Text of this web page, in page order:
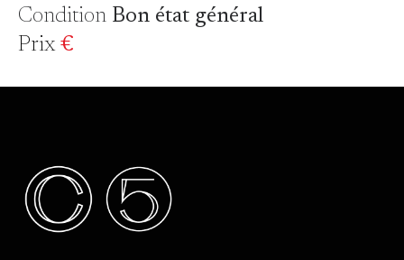
Condition Bon état général
Prix€